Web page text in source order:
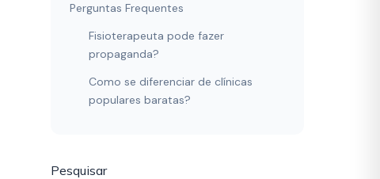
Perguntas Frequentes
Fisioterapeuta pode fazer
propaganda?
Como se diferenciar de clínicas
populares baratas?
Pesquisar